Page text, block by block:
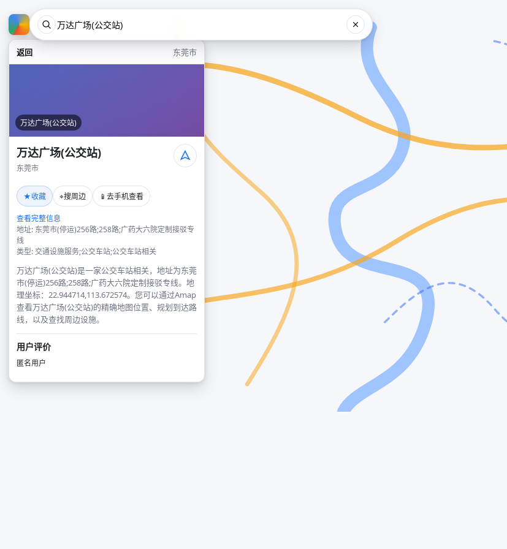
返回 东莞市
万达广场(公交站)
万达广场(公交站)
东莞市
★收藏 ⌖搜周边 📱 去手机查看
查看完整信息
地址: 东莞市(停运)256路;258路;广药大六院定制接驳专
线
类型: 交通设施服务;公交车站;公交车站相关
万达广场(公交站)是一家公交车站相关，地址为东莞
市(停运)256路;258路;广药大六院定制接驳专线。地
理坐标：22.944714,113.672574。您可以通过Amap
查看万达广场(公交站)的精确地图位置、规划到达路
线，以及查找周边设施。
用户评价
匿名用户